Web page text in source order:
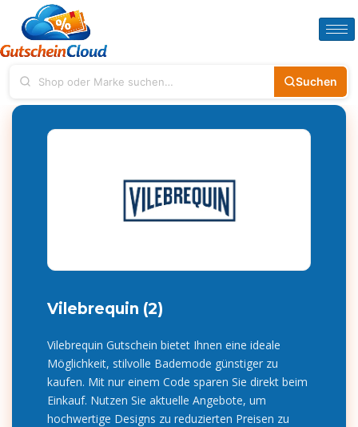
Suchen
Vilebrequin (2)
Vilebrequin Gutschein bietet Ihnen eine ideale
Möglichkeit, stilvolle Bademode günstiger zu
kaufen. Mit nur einem Code sparen Sie direkt beim
Einkauf. Nutzen Sie aktuelle Angebote, um
hochwertige Designs zu reduzierten Preisen zu